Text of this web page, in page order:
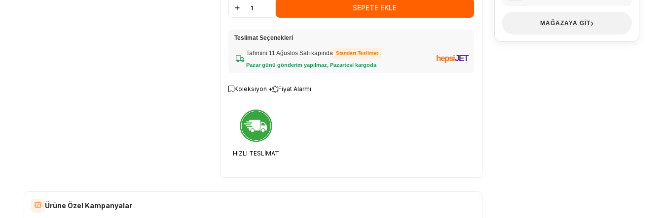
SEPETE EKLE
Teslimat Seçenekleri
Tahmini 11 Ağustos Salı kapında Standart Teslimat
Pazar günü gönderim yapılmaz, Pazartesi kargoda
hepsiJET
Koleksiyon + Fiyat Alarmı
HIZLI TESLİMAT
Ürüne Özel Kampanyalar
MAĞAZAYA GİT›